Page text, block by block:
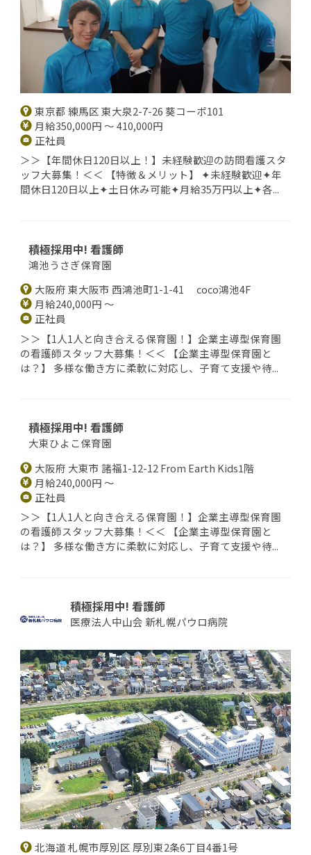
東京都 練馬区 東大泉2-7-26 葵コーポ101
月給350,000円 ～ 410,000円
正社員
＞＞【年間休日120日以上！】未経験歓迎の訪問看護スタ
ッフ大募集！＜＜ 【特徴＆メリット】 ✦未経験歓迎✦年
間休日120日以上✦土日休み可能✦月給35万円以上✦各...
積極採用中! 看護師
鴻池うさぎ保育園
大阪府 東大阪市 西鴻池町1-1-41 coco鴻池4F
月給240,000円 ～
正社員
＞＞【1人1人と向き合える保育園！】企業主導型保育園
の看護師スタッフ大募集！＜＜ 【企業主導型保育園と
は？】 多様な働き方に柔軟に対応し、子育て支援や待...
積極採用中! 看護師
大東ひよこ保育園
大阪府 大東市 諸福1-12-12 From Earth Kids1階
月給240,000円 ～
正社員
＞＞【1人1人と向き合える保育園！】企業主導型保育園
の看護師スタッフ大募集！＜＜ 【企業主導型保育園と
は？】 多様な働き方に柔軟に対応し、子育て支援や待...
積極採用中! 看護師
医療法人中山会 新札幌パウロ病院
北海道 札幌市厚別区 厚別東2条6丁目4番1号